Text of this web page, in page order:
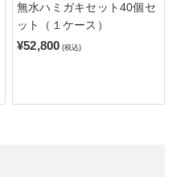
無水ハミガキセット40個セ
ット（１ケース）
¥52,800 (税込)